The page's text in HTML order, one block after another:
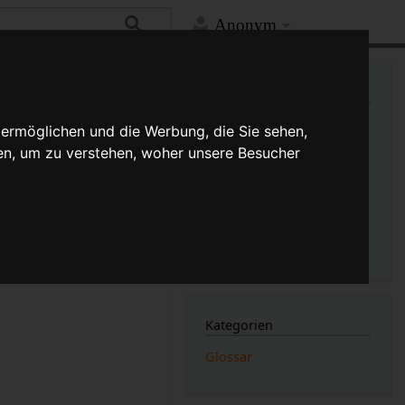
und die Werbung, die Sie sehen,
um zu verstehen, woher unsere Besucher
Anonym
Versionsgeschichte
wer am
Links auf diese Seite
Änderungen an verlinkten
Seiten
Kategorien
Glossar